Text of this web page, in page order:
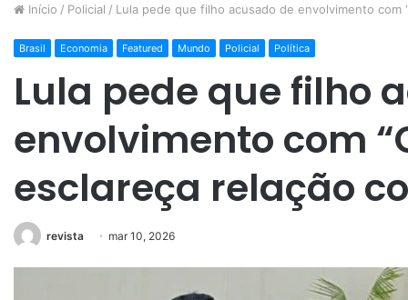
Início / Policial / Lula pede que filho acusado de envolvimento com
Brasil Economia Featured Mundo Policial Política
Lula pede que filho
envolvimento com
esclareça relação
revista mar 10, 2026